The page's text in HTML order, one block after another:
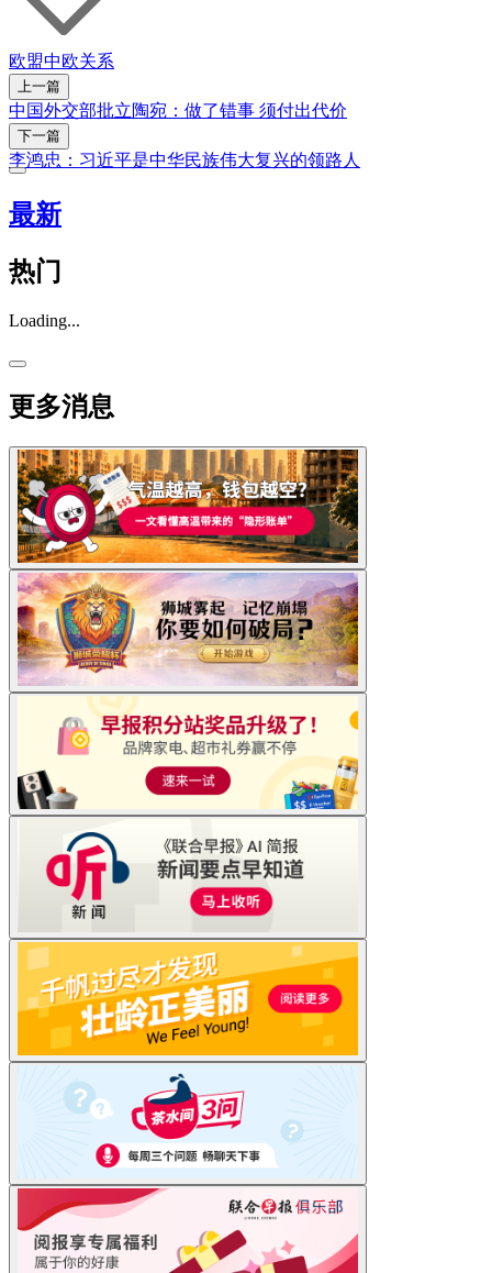
欧盟中欧关系
上一篇
中国外交部批立陶宛：做了错事 须付出代价
下一篇
李鸿忠：习近平是中华民族伟大复兴的领路人
最新
热门
Loading...
更多消息